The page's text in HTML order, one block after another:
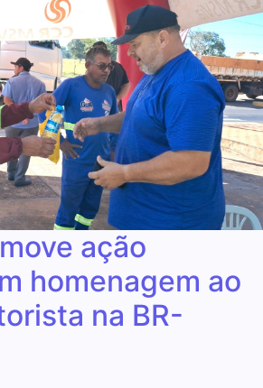
ação
homenagem ao
na BR-